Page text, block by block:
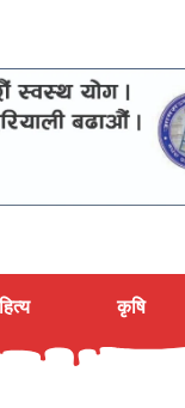
कृषि